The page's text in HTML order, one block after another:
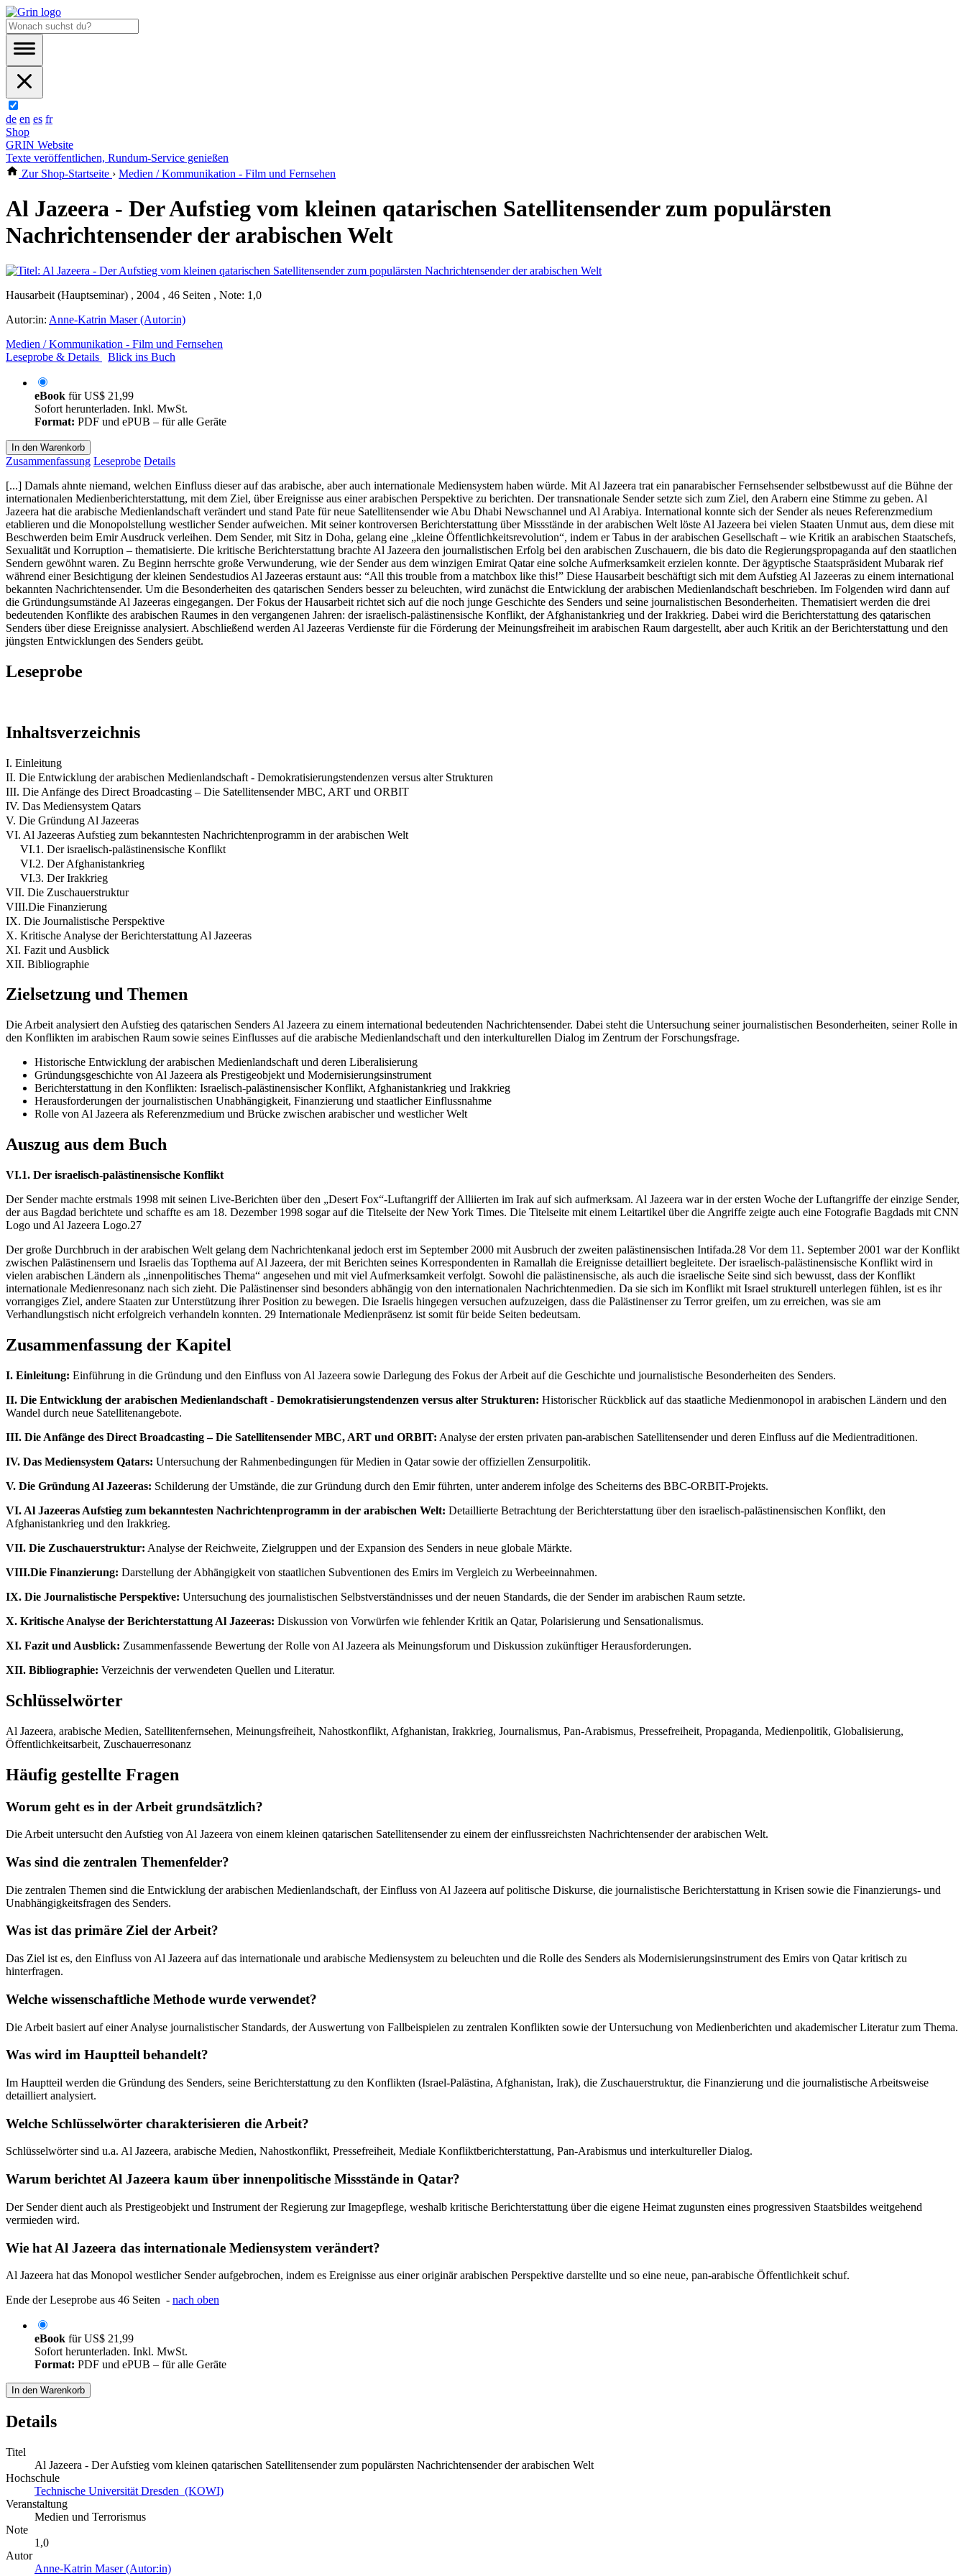
de en es fr
Shop
GRIN Website
Texte veröffentlichen, Rundum-Service genießen
Zur Shop-Startseite › Medien / Kommunikation - Film und Fernsehen
Al Jazeera - Der Aufstieg vom kleinen qatarischen Satellitensender zum populärsten
Nachrichtensender der arabischen Welt
Hausarbeit (Hauptseminar) , 2004 , 46 Seiten , Note: 1,0
Autor:in: Anne-Katrin Maser (Autor:in)
Medien / Kommunikation - Film und Fernsehen
Leseprobe & Details
Blick ins Buch
eBook fürUS$ 21,99
Sofort herunterladen. Inkl. MwSt.
Format: PDF und ePUB – für alle Geräte
In den Warenkorb
Zusammenfassung Leseprobe Details
[...] Damals ahnte niemand, welchen Einfluss dieser auf das arabische, aber auch internationale Mediensystem haben würde. Mit Al Jazeera trat ein panarabischer Fernsehsender selbstbewusst auf die Bühne der
internationalen Medienberichterstattung, mit dem Ziel, über Ereignisse aus einer arabischen Perspektive zu berichten. Der transnationale Sender setzte sich zum Ziel, den Arabern eine Stimme zu geben. Al
Jazeera hat die arabische Medienlandschaft verändert und stand Pate für neue Satellitensender wie Abu Dhabi Newschannel und Al Arabiya. International konnte sich der Sender als neues Referenzmedium
etablieren und die Monopolstellung westlicher Sender aufweichen. Mit seiner kontroversen Berichterstattung über Missstände in der arabischen Welt löste Al Jazeera bei vielen Staaten Unmut aus, dem diese mit
Beschwerden beim Emir Ausdruck verleihen. Dem Sender, mit Sitz in Doha, gelang eine „kleine Öffentlichkeitsrevolution“, indem er Tabus in der arabischen Gesellschaft – wie Kritik an arabischen Staatschefs,
Sexualität und Korruption – thematisierte. Die kritische Berichterstattung brachte Al Jazeera den journalistischen Erfolg bei den arabischen Zuschauern, die bis dato die Regierungspropaganda auf den staatlichen
Sendern gewöhnt waren. Zu Beginn herrschte große Verwunderung, wie der Sender aus dem winzigen Emirat Qatar eine solche Aufmerksamkeit erzielen konnte. Der ägyptische Staatspräsident Mubarak rief
während einer Besichtigung der kleinen Sendestudios Al Jazeeras erstaunt aus: “All this trouble from a matchbox like this!” Diese Hausarbeit beschäftigt sich mit dem Aufstieg Al Jazeeras zu einem international
bekannten Nachrichtensender. Um die Besonderheiten des qatarischen Senders besser zu beleuchten, wird zunächst die Entwicklung der arabischen Medienlandschaft beschrieben. Im Folgenden wird dann auf
die Gründungsumstände Al Jazeeras eingegangen. Der Fokus der Hausarbeit richtet sich auf die noch junge Geschichte des Senders und seine journalistischen Besonderheiten. Thematisiert werden die drei
bedeutenden Konflikte des arabischen Raumes in den vergangenen Jahren: der israelisch-palästinensische Konflikt, der Afghanistankrieg und der Irakkrieg. Dabei wird die Berichterstattung des qatarischen
Senders über diese Ereignisse analysiert. Abschließend werden Al Jazeeras Verdienste für die Förderung der Meinungsfreiheit im arabischen Raum dargestellt, aber auch Kritik an der Berichterstattung und den
jüngsten Entwicklungen des Senders geübt.
Leseprobe
Inhaltsverzeichnis
I. Einleitung
II. Die Entwicklung der arabischen Medienlandschaft - Demokratisierungstendenzen versus alter Strukturen
III. Die Anfänge des Direct Broadcasting – Die Satellitensender MBC, ART und ORBIT
IV. Das Mediensystem Qatars
V. Die Gründung Al Jazeeras
VI. Al Jazeeras Aufstieg zum bekanntesten Nachrichtenprogramm in der arabischen Welt
VI.1. Der israelisch-palästinensische Konflikt
VI.2. Der Afghanistankrieg
VI.3. Der Irakkrieg
VII. Die Zuschauerstruktur
VIII.Die Finanzierung
IX. Die Journalistische Perspektive
X. Kritische Analyse der Berichterstattung Al Jazeeras
XI. Fazit und Ausblick
XII. Bibliographie
Zielsetzung und Themen
Die Arbeit analysiert den Aufstieg des qatarischen Senders Al Jazeera zu einem international bedeutenden Nachrichtensender. Dabei steht die Untersuchung seiner journalistischen Besonderheiten, seiner Rolle in
den Konflikten im arabischen Raum sowie seines Einflusses auf die arabische Medienlandschaft und den interkulturellen Dialog im Zentrum der Forschungsfrage.
Historische Entwicklung der arabischen Medienlandschaft und deren Liberalisierung
Gründungsgeschichte von Al Jazeera als Prestigeobjekt und Modernisierungsinstrument
Berichterstattung in den Konflikten: Israelisch-palästinensischer Konflikt, Afghanistankrieg und Irakkrieg
Herausforderungen der journalistischen Unabhängigkeit, Finanzierung und staatlicher Einflussnahme
Rolle von Al Jazeera als Referenzmedium und Brücke zwischen arabischer und westlicher Welt
Auszug aus dem Buch
VI.1. Der israelisch-palästinensische Konflikt
Der Sender machte erstmals 1998 mit seinen Live-Berichten über den „Desert Fox“-Luftangriff der Alliierten im Irak auf sich aufmerksam. Al Jazeera war in der ersten Woche der Luftangriffe der einzige Sender,
der aus Bagdad berichtete und schaffte es am 18. Dezember 1998 sogar auf die Titelseite der New York Times. Die Titelseite mit einem Leitartikel über die Angriffe zeigte auch eine Fotografie Bagdads mit CNN
Logo und Al Jazeera Logo.27
Der große Durchbruch in der arabischen Welt gelang dem Nachrichtenkanal jedoch erst im September 2000 mit Ausbruch der zweiten palästinensischen Intifada.28 Vor dem 11. September 2001 war der Konflikt
zwischen Palästinensern und Israelis das Topthema auf Al Jazeera, der mit Berichten seines Korrespondenten in Ramallah die Ereignisse detailliert begleitete. Der israelisch-palästinensische Konflikt wird in
vielen arabischen Ländern als „innenpolitisches Thema“ angesehen und mit viel Aufmerksamkeit verfolgt. Sowohl die palästinensische, als auch die israelische Seite sind sich bewusst, dass der Konflikt
internationale Medienresonanz nach sich zieht. Die Palästinenser sind besonders abhängig von den internationalen Nachrichtenmedien. Da sie sich im Konflikt mit Israel strukturell unterlegen fühlen, ist es ihr
vorrangiges Ziel, andere Staaten zur Unterstützung ihrer Position zu bewegen. Die Israelis hingegen versuchen aufzuzeigen, dass die Palästinenser zu Terror greifen, um zu erreichen, was sie am
Verhandlungstisch nicht erfolgreich verhandeln konnten. 29 Internationale Medienpräsenz ist somit für beide Seiten bedeutsam.
Zusammenfassung der Kapitel
I. Einleitung: Einführung in die Gründung und den Einfluss von Al Jazeera sowie Darlegung des Fokus der Arbeit auf die Geschichte und journalistische Besonderheiten des Senders.
II. Die Entwicklung der arabischen Medienlandschaft - Demokratisierungstendenzen versus alter Strukturen: Historischer Rückblick auf das staatliche Medienmonopol in arabischen Ländern und den
Wandel durch neue Satellitenangebote.
III. Die Anfänge des Direct Broadcasting – Die Satellitensender MBC, ART und ORBIT: Analyse der ersten privaten pan-arabischen Satellitensender und deren Einfluss auf die Medientraditionen.
IV. Das Mediensystem Qatars: Untersuchung der Rahmenbedingungen für Medien in Qatar sowie der offiziellen Zensurpolitik.
V. Die Gründung Al Jazeeras: Schilderung der Umstände, die zur Gründung durch den Emir führten, unter anderem infolge des Scheiterns des BBC-ORBIT-Projekts.
VI. Al Jazeeras Aufstieg zum bekanntesten Nachrichtenprogramm in der arabischen Welt: Detaillierte Betrachtung der Berichterstattung über den israelisch-palästinensischen Konflikt, den
Afghanistankrieg und den Irakkrieg.
VII. Die Zuschauerstruktur: Analyse der Reichweite, Zielgruppen und der Expansion des Senders in neue globale Märkte.
VIII.Die Finanzierung: Darstellung der Abhängigkeit von staatlichen Subventionen des Emirs im Vergleich zu Werbeeinnahmen.
IX. Die Journalistische Perspektive: Untersuchung des journalistischen Selbstverständnisses und der neuen Standards, die der Sender im arabischen Raum setzte.
X. Kritische Analyse der Berichterstattung Al Jazeeras: Diskussion von Vorwürfen wie fehlender Kritik an Qatar, Polarisierung und Sensationalismus.
XI. Fazit und Ausblick: Zusammenfassende Bewertung der Rolle von Al Jazeera als Meinungsforum und Diskussion zukünftiger Herausforderungen.
XII. Bibliographie: Verzeichnis der verwendeten Quellen und Literatur.
Schlüsselwörter
Al Jazeera, arabische Medien, Satellitenfernsehen, Meinungsfreiheit, Nahostkonflikt, Afghanistan, Irakkrieg, Journalismus, Pan-Arabismus, Pressefreiheit, Propaganda, Medienpolitik, Globalisierung,
Öffentlichkeitsarbeit, Zuschauerresonanz
Häufig gestellte Fragen
Worum geht es in der Arbeit grundsätzlich?
Die Arbeit untersucht den Aufstieg von Al Jazeera von einem kleinen qatarischen Satellitensender zu einem der einflussreichsten Nachrichtensender der arabischen Welt.
Was sind die zentralen Themenfelder?
Die zentralen Themen sind die Entwicklung der arabischen Medienlandschaft, der Einfluss von Al Jazeera auf politische Diskurse, die journalistische Berichterstattung in Krisen sowie die Finanzierungs- und
Unabhängigkeitsfragen des Senders.
Was ist das primäre Ziel der Arbeit?
Das Ziel ist es, den Einfluss von Al Jazeera auf das internationale und arabische Mediensystem zu beleuchten und die Rolle des Senders als Modernisierungsinstrument des Emirs von Qatar kritisch zu
hinterfragen.
Welche wissenschaftliche Methode wurde verwendet?
Die Arbeit basiert auf einer Analyse journalistischer Standards, der Auswertung von Fallbeispielen zu zentralen Konflikten sowie der Untersuchung von Medienberichten und akademischer Literatur zum Thema.
Was wird im Hauptteil behandelt?
Im Hauptteil werden die Gründung des Senders, seine Berichterstattung zu den Konflikten (Israel-Palästina, Afghanistan, Irak), die Zuschauerstruktur, die Finanzierung und die journalistische Arbeitsweise
detailliert analysiert.
Welche Schlüsselwörter charakterisieren die Arbeit?
Schlüsselwörter sind u.a. Al Jazeera, arabische Medien, Nahostkonflikt, Pressefreiheit, Mediale Konfliktberichterstattung, Pan-Arabismus und interkultureller Dialog.
Warum berichtet Al Jazeera kaum über innenpolitische Missstände in Qatar?
Der Sender dient auch als Prestigeobjekt und Instrument der Regierung zur Imagepflege, weshalb kritische Berichterstattung über die eigene Heimat zugunsten eines progressiven Staatsbildes weitgehend
vermieden wird.
Wie hat Al Jazeera das internationale Mediensystem verändert?
Al Jazeera hat das Monopol westlicher Sender aufgebrochen, indem es Ereignisse aus einer originär arabischen Perspektive darstellte und so eine neue, pan-arabische Öffentlichkeit schuf.
Ende der Leseprobe aus 46 Seiten - nach oben
eBook fürUS$ 21,99
Sofort herunterladen. Inkl. MwSt.
Format: PDF und ePUB – für alle Geräte
In den Warenkorb
Details
Titel
Al Jazeera - Der Aufstieg vom kleinen qatarischen Satellitensender zum populärsten Nachrichtensender der arabischen Welt
Hochschule
Technische Universität Dresden (KOWI)
Veranstaltung
Medien und Terrorismus
Note
1,0
Autor
Anne-Katrin Maser (Autor:in)